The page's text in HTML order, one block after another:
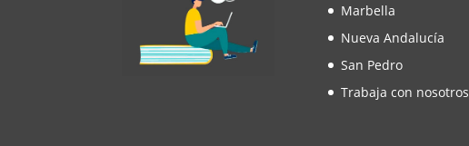
Marbella
Nueva Andalucía
San Pedro
Trabaja con nosotros